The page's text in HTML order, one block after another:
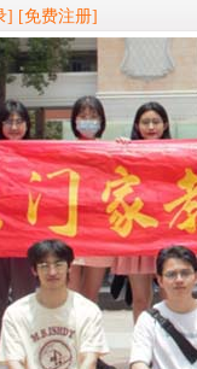
] [免费注册]